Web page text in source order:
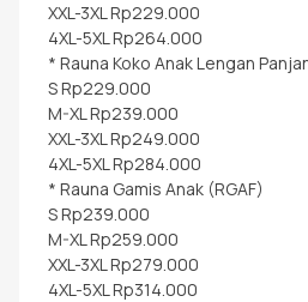
XXL-3XL Rp229.000
4XL-5XL Rp264.000
* Rauna Koko Anak Lengan
S Rp229.000
M-XL Rp239.000
XXL-3XL Rp249.000
4XL-5XL Rp284.000
* Rauna Gamis Anak (RGAF)
S Rp239.000
M-XL Rp259.000
XXL-3XL Rp279.000
4XL-5XL Rp314.000